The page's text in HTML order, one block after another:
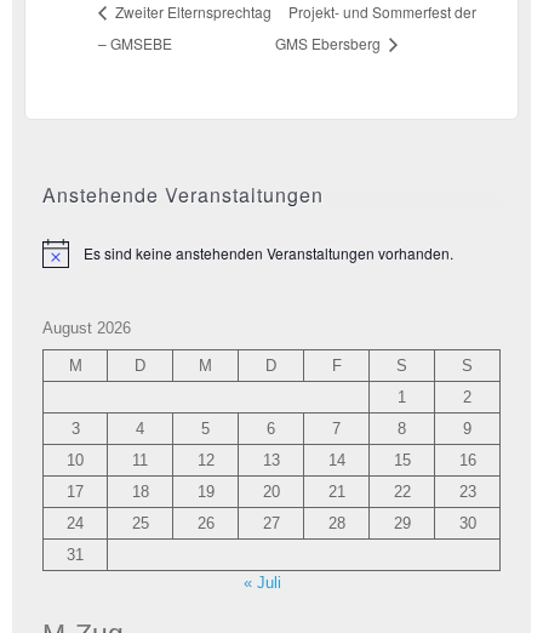
Zweiter Elternsprechtag
– GMSEBE
Projekt- und Sommerfest der
GMS Ebersberg
Anstehende Veranstaltungen
HinweisEs sind keine anstehenden Veranstaltungen vorhanden.
August 2026
M D M D F S
S
1
2
3
4 5 6 7 8
9
10
11 12 13 14 15
16
17
18 19 20 21 22
23
24
25 26 27 28 29
30
31
« Juli